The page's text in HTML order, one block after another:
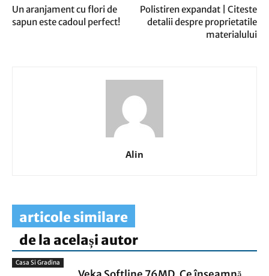
Un aranjament cu flori de
sapun este cadoul perfect!
Polistiren expandat | Citeste
detalii despre proprietatile
materialului
Alin
articole similare
de la același autor
Casa Si Gradina